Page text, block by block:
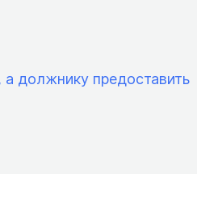
а должнику предоставить